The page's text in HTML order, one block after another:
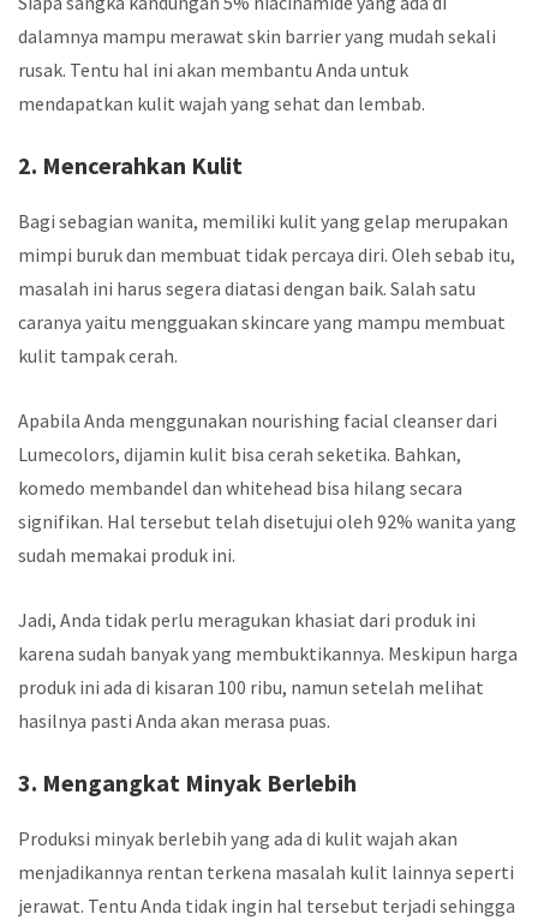
dalamnya mampu merawat skin barrier yang mudah sekali
rusak. Tentu hal ini akan membantu Anda untuk
mendapatkan kulit wajah yang sehat dan lembab.
2. Mencerahkan Kulit
Bagi sebagian wanita, memiliki kulit yang gelap merupakan
mimpi buruk dan membuat tidak percaya diri. Oleh sebab itu,
masalah ini harus segera diatasi dengan baik. Salah satu
caranya yaitu mengguakan skincare yang mampu membuat
kulit tampak cerah.
Apabila Anda menggunakan nourishing facial cleanser dari
Lumecolors, dijamin kulit bisa cerah seketika. Bahkan,
komedo membandel dan whitehead bisa hilang secara
signifikan. Hal tersebut telah disetujui oleh 92% wanita yang
sudah memakai produk ini.
Jadi, Anda tidak perlu meragukan khasiat dari produk ini
karena sudah banyak yang membuktikannya. Meskipun harga
produk ini ada di kisaran 100 ribu, namun setelah melihat
hasilnya pasti Anda akan merasa puas.
3. Mengangkat Minyak Berlebih
Produksi minyak berlebih yang ada di kulit wajah akan
menjadikannya rentan terkena masalah kulit lainnya seperti
jerawat. Tentu Anda tidak ingin hal tersebut terjadi sehingga